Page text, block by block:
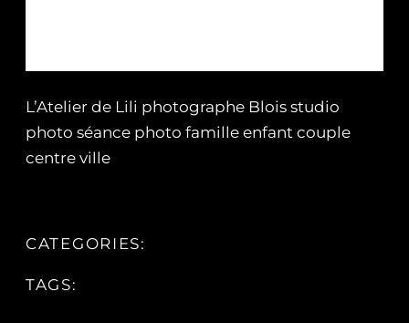
L’Atelier de Lili photographe Blois studio
photo séance photo famille enfant couple
centre ville
CATEGORIES:
TAGS: